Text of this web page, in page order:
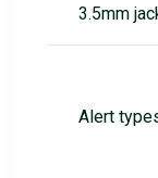
3.5mm
Alert